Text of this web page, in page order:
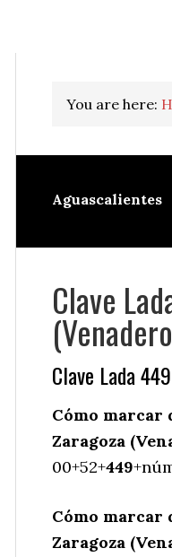
You are here:
Aguascalientes
Clave
Clave Lada 449
Cómo marcar
Zaragoza
00+52+449
Cómo marcar
Zaragoza